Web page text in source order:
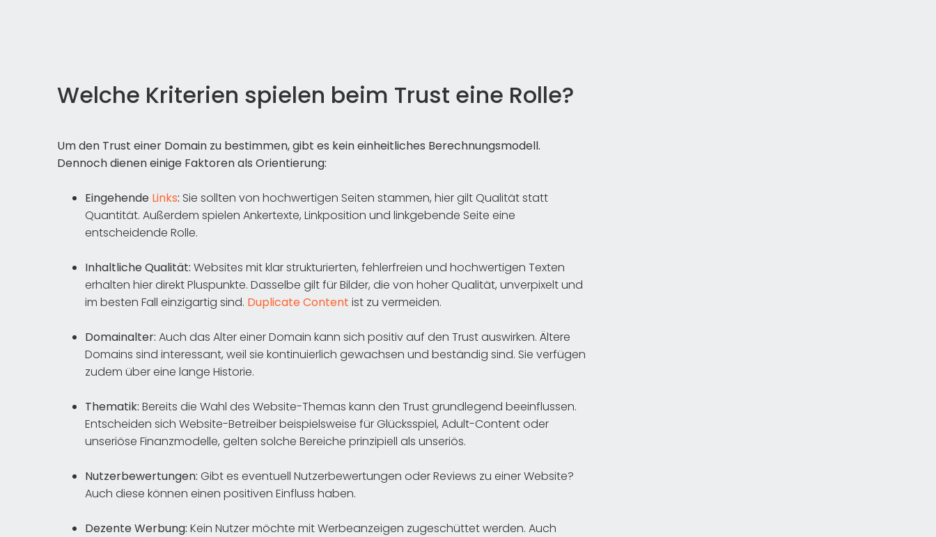
Welche Kriterien spielen beim Trust eine Rolle?
Um den Trust einer Domain zu bestimmen, gibt es kein einheitliches Berechnungsmodell.
Dennoch dienen einige Faktoren als Orientierung:
Eingehende Links: Sie sollten von hochwertigen Seiten stammen, hier gilt Qualität statt
Quantität. Außerdem spielen Ankertexte, Linkposition und linkgebende Seite eine
entscheidende Rolle.
Inhaltliche Qualität: Websites mit klar strukturierten, fehlerfreien und hochwertigen Texten
erhalten hier direkt Pluspunkte. Dasselbe gilt für Bilder, die von hoher Qualität, unverpixelt und
im besten Fall einzigartig sind. Duplicate Content ist zu vermeiden.
Domainalter: Auch das Alter einer Domain kann sich positiv auf den Trust auswirken. Ältere
Domains sind interessant, weil sie kontinuierlich gewachsen und beständig sind. Sie verfügen
zudem über eine lange Historie.
Thematik: Bereits die Wahl des Website-Themas kann den Trust grundlegend beeinflussen.
Entscheiden sich Website-Betreiber beispielsweise für Glücksspiel, Adult-Content oder
unseriöse Finanzmodelle, gelten solche Bereiche prinzipiell als unseriös.
Nutzerbewertungen: Gibt es eventuell Nutzerbewertungen oder Reviews zu einer Website?
Auch diese können einen positiven Einfluss haben.
Dezente Werbung: Kein Nutzer möchte mit Werbeanzeigen zugeschüttet werden. Auch